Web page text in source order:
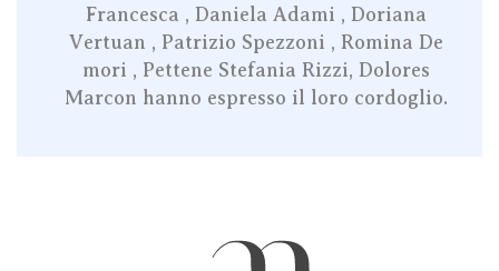
Francesca , Daniela Adami , Doriana
Vertuan , Patrizio Spezzoni , Romina De
mori , Pettene Stefania Rizzi, Dolores
Marcon hanno espresso il loro cordoglio.